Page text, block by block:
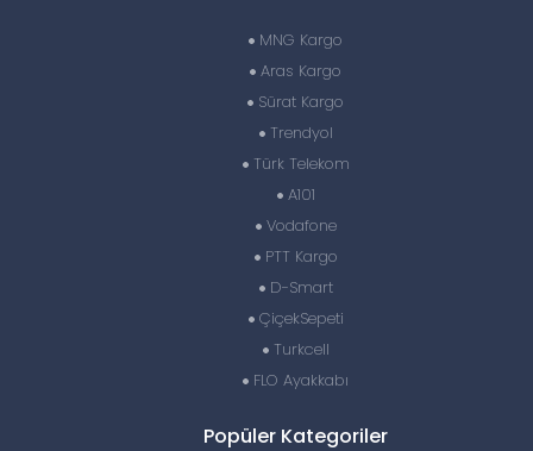
MNG Kargo
Aras Kargo
Sürat Kargo
Trendyol
Türk Telekom
A101
Vodafone
PTT Kargo
D-Smart
ÇiçekSepeti
Turkcell
FLO Ayakkabı
Popüler Kategoriler